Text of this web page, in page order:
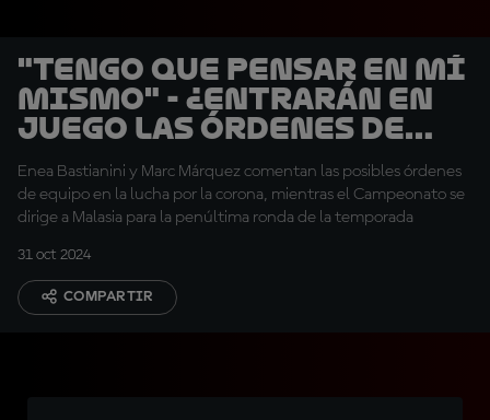
"Tengo que pensar en mí
mismo" - ¿Entrarán en
juego las órdenes de
equipo en Ducati?
Enea Bastianini y Marc Márquez comentan las posibles órdenes
de equipo en la lucha por la corona, mientras el Campeonato se
dirige a Malasia para la penúltima ronda de la temporada
31 oct 2024
COMPARTIR